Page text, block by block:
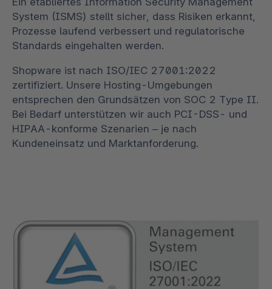
System (ISMS) stellt sicher, dass Risiken erkannt,
Prozesse laufend verbessert und regulatorische
Standards eingehalten werden.
Shopware ist nach ISO/IEC 27001:2022
zertifiziert. Unsere Hosting-Umgebungen
entsprechen den Grundsätzen von SOC 2 Type II.
Bei Bedarf unterstützen wir auch PCI-DSS- und
HIPAA-konforme Szenarien – je nach
Kundeneinsatz und Marktanforderung.